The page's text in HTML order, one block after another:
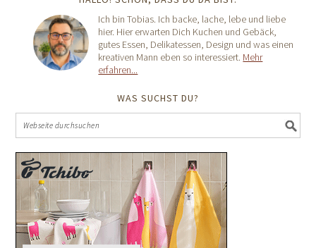
Ich bin Tobias. Ich backe, lache, lebe und liebe
hier. Hier erwarten Dich Kuchen und Gebäck,
gutes Essen, Delikatessen, Design und was einen
kreativen Mann eben so interessiert. Mehr
erfahren...
WAS SUCHST DU?